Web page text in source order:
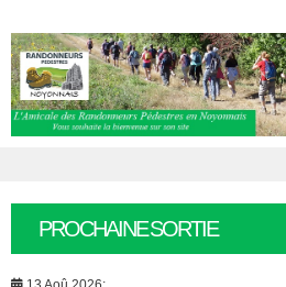
PROCHAINE SORTIE